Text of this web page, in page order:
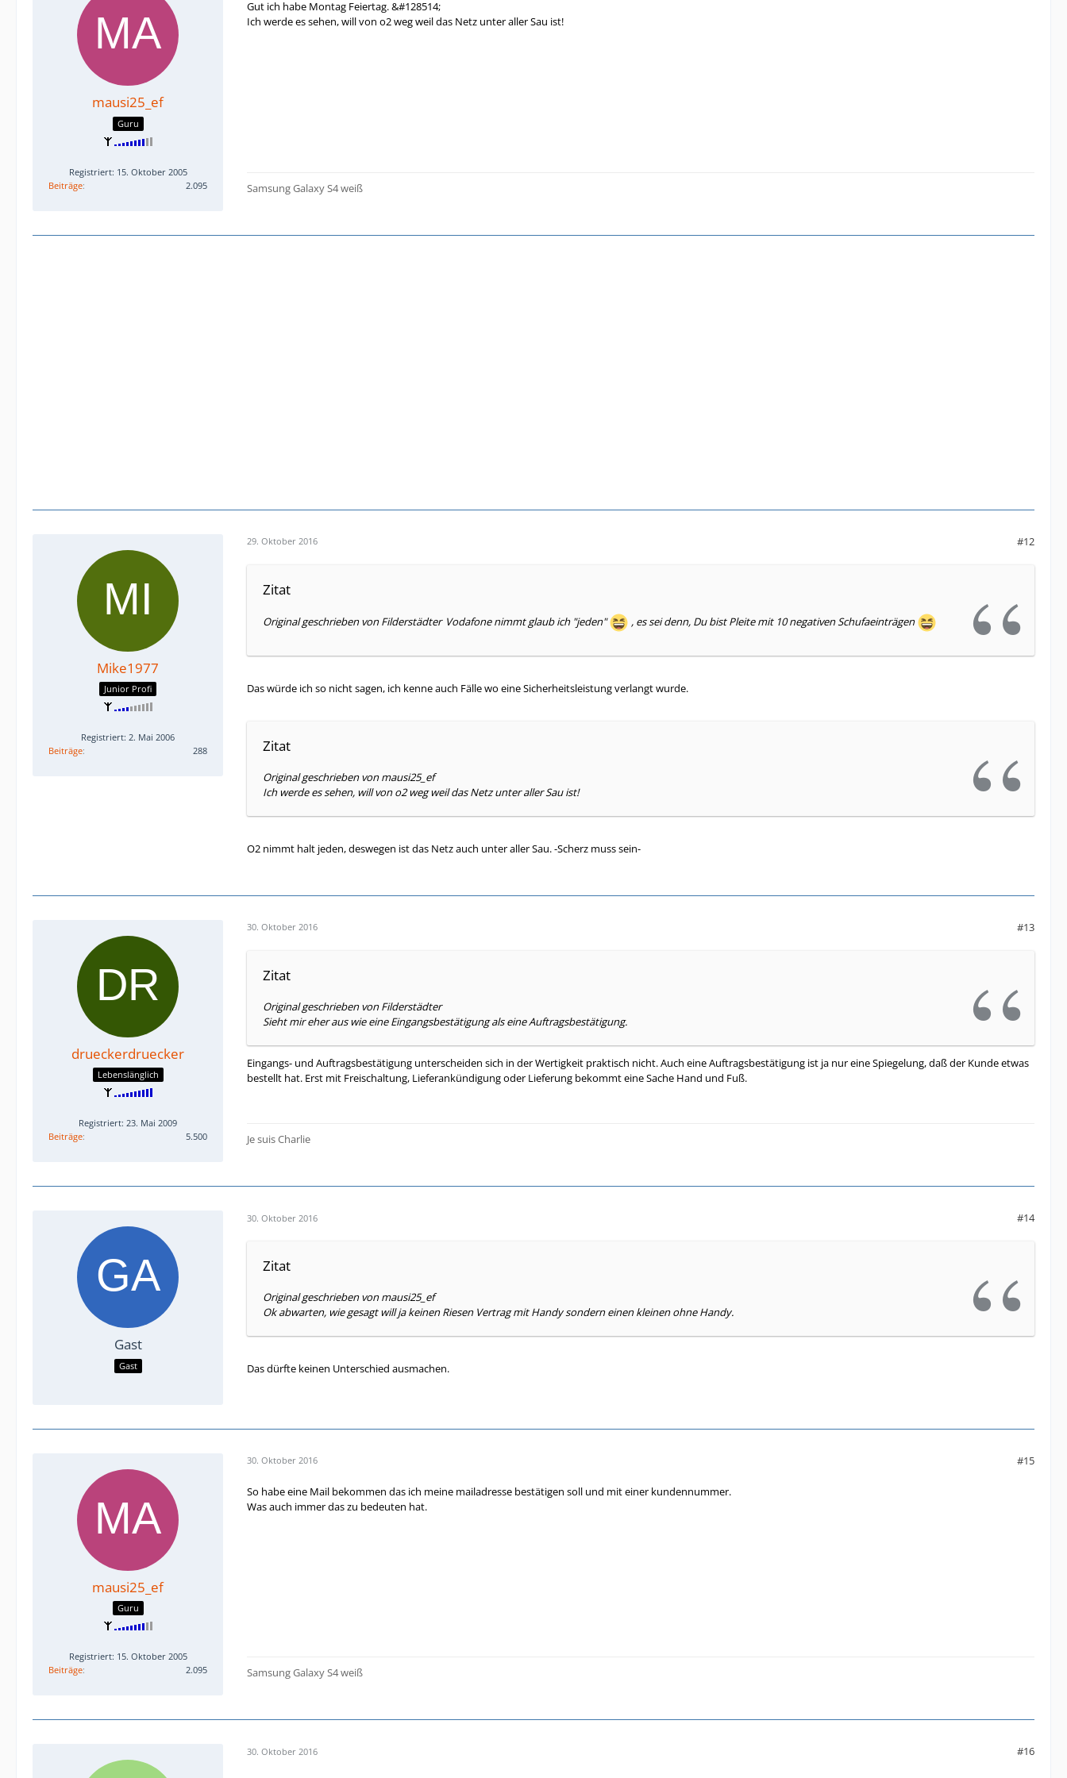
mausi25_ef
Guru
Registriert: 15. Oktober 2005
Beiträge
2.095
Gut ich habe Montag Feiertag. &#128514;
Ich werde es sehen, will von o2 weg weil das Netz unter aller Sau ist!
Samsung Galaxy S4 weiß
Mike1977
Junior Profi
Registriert: 2. Mai 2006
Beiträge
288
29. Oktober 2016 #12
Zitat
Original geschrieben von Filderstädter Vodafone nimmt glaub ich "jeden" , es sei denn, Du bist Pleite mit 10 negativen Schufaeinträgen
Das würde ich so nicht sagen, ich kenne auch Fälle wo eine Sicherheitsleistung verlangt wurde.
Zitat
Original geschrieben von mausi25_ef
Ich werde es sehen, will von o2 weg weil das Netz unter aller Sau ist!
O2 nimmt halt jeden, deswegen ist das Netz auch unter aller Sau. -Scherz muss sein-
drueckerdruecker
Lebenslänglich
Registriert: 23. Mai 2009
Beiträge
5.500
30. Oktober 2016 #13
Zitat
Original geschrieben von Filderstädter
Sieht mir eher aus wie eine Eingangsbestätigung als eine Auftragsbestätigung.
Eingangs- und Auftragsbestätigung unterscheiden sich in der Wertigkeit praktisch nicht. Auch eine Auftragsbestätigung ist ja nur eine Spiegelung, daß der Kunde etwas
bestellt hat. Erst mit Freischaltung, Lieferankündigung oder Lieferung bekommt eine Sache Hand und Fuß.
Je suis Charlie
Gast
Gast
30. Oktober 2016 #14
Zitat
Original geschrieben von mausi25_ef
Ok abwarten, wie gesagt will ja keinen Riesen Vertrag mit Handy sondern einen kleinen ohne Handy.
Das dürfte keinen Unterschied ausmachen.
mausi25_ef
Guru
Registriert: 15. Oktober 2005
Beiträge
2.095
30. Oktober 2016 #15
So habe eine Mail bekommen das ich meine mailadresse bestätigen soll und mit einer kundennummer.
Was auch immer das zu bedeuten hat.
Samsung Galaxy S4 weiß
30. Oktober 2016 #16